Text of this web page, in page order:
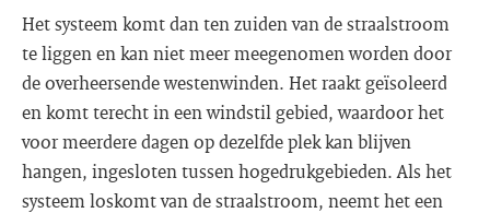
Het systeem komt dan ten zuiden van de straalstroom
te liggen en kan niet meer meegenomen worden door
de overheersende westenwinden. Het raakt geïsoleerd
en komt terecht in een windstil gebied, waardoor het
voor meerdere dagen op dezelfde plek kan blijven
hangen, ingesloten tussen hogedrukgebieden. Als het
systeem loskomt van de straalstroom, neemt het een